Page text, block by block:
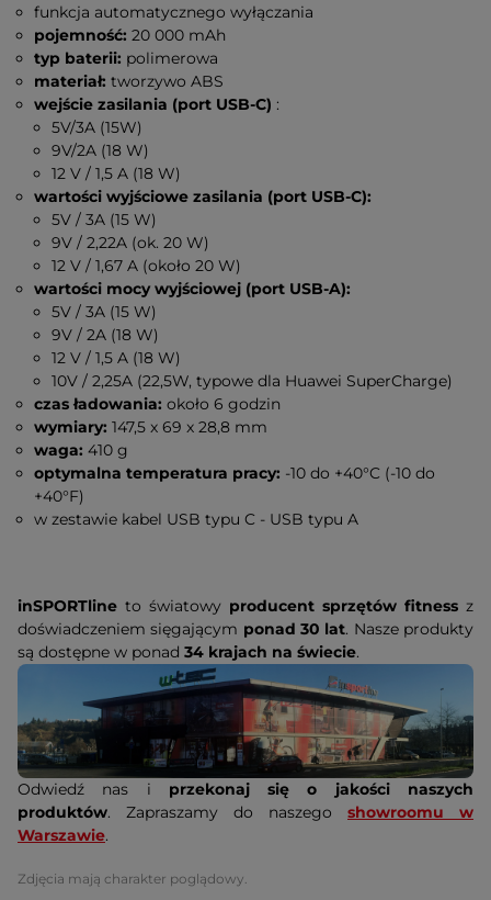
funkcja automatycznego wyłączania
pojemność: 20 000 mAh
typ baterii: polimerowa
materiał:tworzywo ABS
wejście zasilania (port USB-C) :
5V/3A (15W)
9V/2A (18 W)
12 V / 1,5 A (18 W)
wartości wyjściowe zasilania (port USB-C):
5V / 3A (15 W)
9V / 2,22A (ok. 20 W)
12 V / 1,67 A (około 20 W)
wartości mocy wyjściowej (port USB-A):
5V / 3A (15 W)
9V / 2A (18 W)
12 V / 1,5 A (18 W)
10V / 2,25A (22,5W, typowe dla Huawei SuperCharge)
czas ładowania:około 6 godzin
wymiary:147,5 x 69 x 28,8 mm
waga:410 g
optymalna temperatura pracy: -10 do +40°C (-10 do
+40°F)
w zestawie kabel USB typu C - USB typu A
inSPORTline to światowy producent sprzętów fitness z
doświadczeniem sięgającym ponad 30 lat. Nasze produkty
są dostępne w ponad 34 krajach na świecie.
Odwiedź nas i przekonaj się o jakości naszych
produktów. Zapraszamy do naszego showroomu w
Warszawie.
Zdjęcia mają charakter poglądowy.